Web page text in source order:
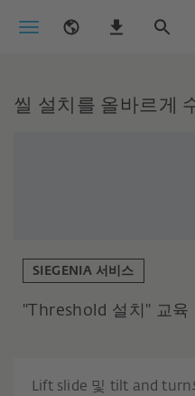
씰 설치를 올바르게
SIEGENIA 서비스
"Threshold 설치" 교육
Lift slide 및 tilt and turn